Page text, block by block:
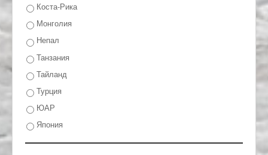
Коста-Рика
Монголия
Непал
Танзания
Тайланд
Турция
ЮАР
Япония